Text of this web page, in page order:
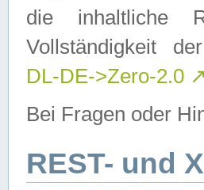
die inhaltliche
Vollständigkeit
DL-DE->Zero-2.0 ↗
Bei Fragen oder
REST- und